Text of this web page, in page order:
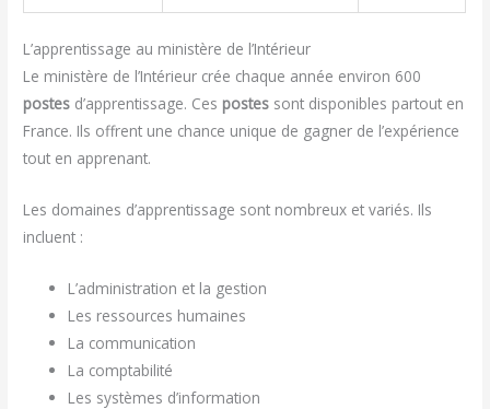
L’apprentissage au ministère de l’Intérieur
Le ministère de l’Intérieur crée chaque année environ 600
postes d’apprentissage. Ces postes sont disponibles partout en
France. Ils offrent une chance unique de gagner de l’expérience
tout en apprenant.
Les domaines d’apprentissage sont nombreux et variés. Ils
incluent :
L’administration et la gestion
Les ressources humaines
La communication
La comptabilité
Les systèmes d’information